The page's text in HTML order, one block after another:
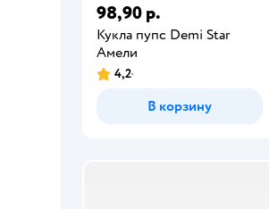
98,90 р.
Кукла пупс Demi Star
Амели
4,2
В корзину